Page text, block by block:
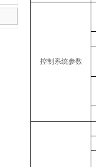
控制系统参数